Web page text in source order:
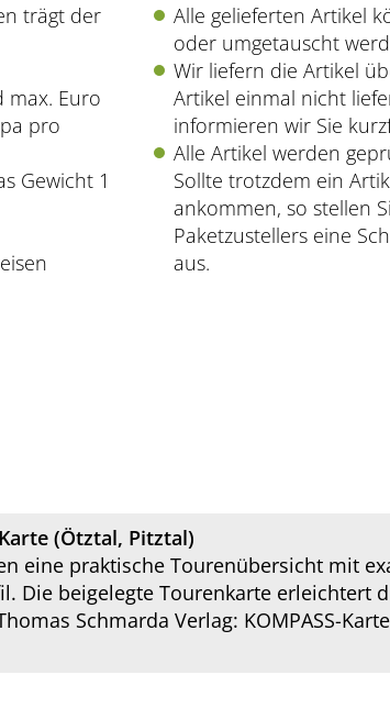
trägt der
max. Euro
pro
Gewicht 1
Alle gelieferten Artikel
oder umgetauscht
Wir liefern die Artikel
Artikel einmal nicht
informieren wir Sie
Alle Artikel werden
Sollte trotzdem ein
ankommen, so stellen
Paketzustellers eine
aus.
(Ötztal, Pitztal)
eine praktische Tourenübersicht mit
Die beigelegte Tourenkarte erleichtert
Schmarda Verlag: KOMPASS-